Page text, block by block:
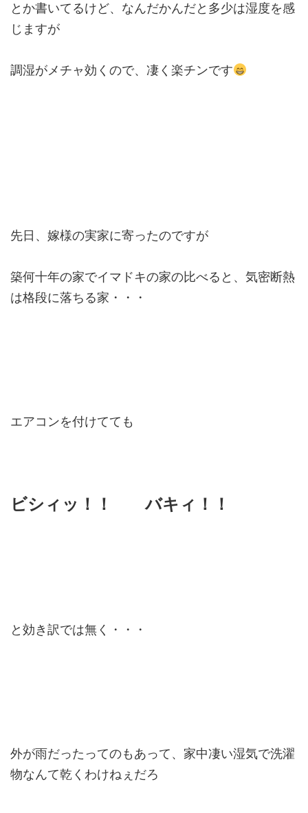
とか書いてるけど、なんだかんだと多少は湿度を感
じますが
調湿がメチャ効くので、凄く楽チンです
先日、嫁様の実家に寄ったのですが
築何十年の家でイマドキの家の比べると、気密断熱
は格段に落ちる家・・・
エアコンを付けてても
ビシィッ！！ バキィ！！
と効き訳では無く・・・
外が雨だったってのもあって、家中凄い湿気で洗濯
物なんて乾くわけねぇだろ